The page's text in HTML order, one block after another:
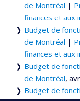
de Montréal |
finances et aux
Budget de
de Montréal |
finances et aux
Budget de
de Montréal,
Budget de